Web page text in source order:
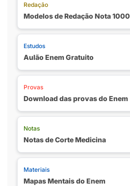
Redação
Modelos de Redação Nota 1000
Estudos
Aulão Enem Gratuito
Provas
Download das provas do Enem
Notas
Notas de Corte Medicina
Materiais
Mapas Mentais do Enem